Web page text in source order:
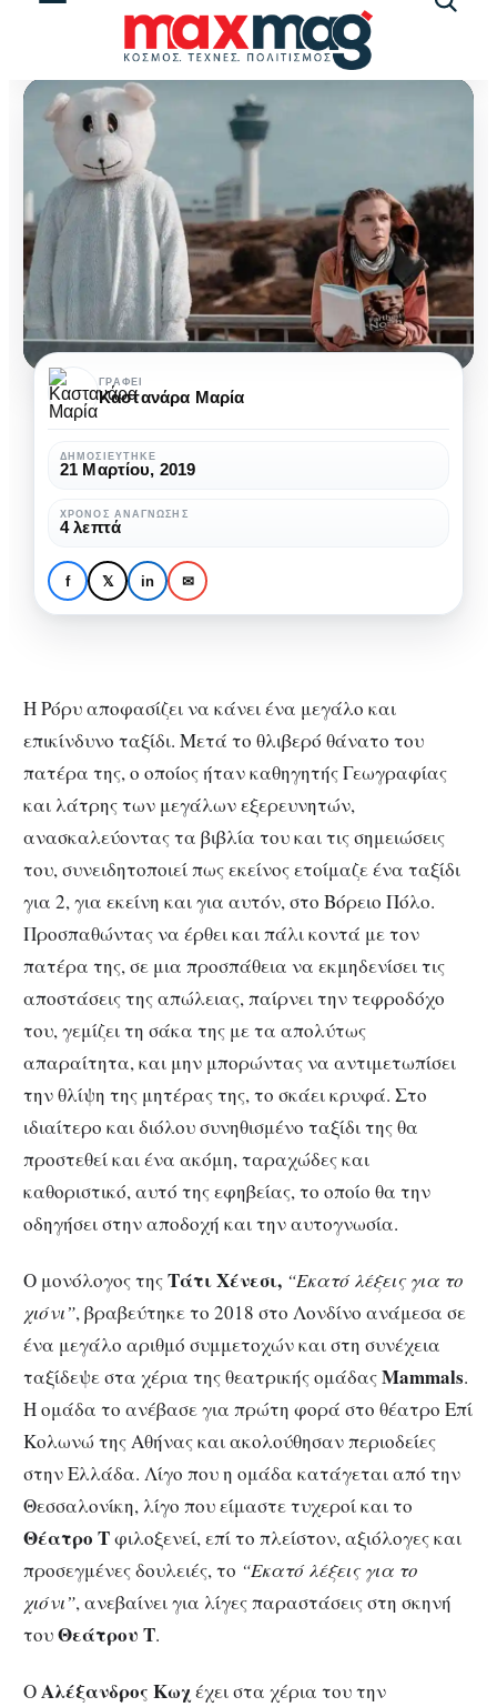
ΚΡΙΤΙΚΈΣ ΘΕΑΤΡΙΚΏΝ ΠΑΡΑΣΤΆΣΕΩΝ
Εκατό λέξεις για το χιόνι-
Στη ζεστασιά των
πάγων
Εκατό
λέξεις
χιόνι-
Στη
ζεστασιά
των
ΓΡΆΦΕΙ
Καστανάρα Μαρία
ΔΗΜΟΣΙΕΎΤΗΚΕ
21 Μαρτίου, 2019
ΧΡΌΝΟΣ ΑΝΆΓΝΩΣΗΣ
4 λεπτά
f 𝕏 in ✉
Η Ρόρυ αποφασίζει να κάνει ένα μεγάλο και
επικίνδυνο ταξίδι. Μετά το θλιβερό θάνατο του
πατέρα της, ο οποίος ήταν καθηγητής Γεωγραφίας
και λάτρης των μεγάλων εξερευνητών,
ανασκαλεύοντας τα βιβλία του και τις σημειώσεις
του, συνειδητοποιεί πως εκείνος ετοίμαζε ένα ταξίδι
για 2, για εκείνη και για αυτόν, στο Βόρειο Πόλο.
Προσπαθώντας να έρθει και πάλι κοντά με τον
πατέρα της, σε μια προσπάθεια να εκμηδενίσει τις
αποστάσεις της απώλειας, παίρνει την τεφροδόχο
του, γεμίζει τη σάκα της με τα απολύτως
απαραίτητα, και μην μπορώντας να αντιμετωπίσει
την θλίψη της μητέρας της, το σκάει κρυφά. Στο
ιδιαίτερο και διόλου συνηθισμένο ταξίδι της θα
προστεθεί και ένα ακόμη, ταραχώδες και
καθοριστικό, αυτό της εφηβείας, το οποίο θα την
οδηγήσει στην αποδοχή και την αυτογνωσία.
Ο μονόλογος τηςΤάτι Χένεσι, “Εκατό λέξεις για το
χιόνι”, βραβεύτηκε το 2018 στο Λονδίνο ανάμεσα σε
ένα μεγάλο αριθμό συμμετοχών και στη συνέχεια
ταξίδεψε στα χέρια της θεατρικής ομάδαςMammals.
Η ομάδα το ανέβασε για πρώτη φορά στο θέατρο Επί
Κολωνώ της Αθήνας και ακολούθησαν περιοδείες
στην Ελλάδα. Λίγο που η ομάδα κατάγεται από την
Θεσσαλονίκη, λίγο που είμαστε τυχεροί και το
Θέατρο Τφιλοξενεί, επί το πλείστον, αξιόλογες και
προσεγμένες δουλειές, το “Εκατό λέξεις για το
χιόνι”, ανεβαίνει για λίγες παραστάσεις στη σκηνή
τουΘεάτρου Τ.
ΟΑλέξανδρος Κωχ έχει στα χέρια του την